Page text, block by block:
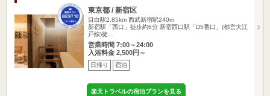
東京都 / 新宿区
目白駅2.85km 西武新宿駅240m
新宿駅「西口」徒歩約6分 新宿西口駅「D5番口」(都営大江
戸線)徒…
営業時間 7:00～24:00
入浴料金 2,500円～
日帰り 宿泊
楽天トラベルの宿泊プランを見る